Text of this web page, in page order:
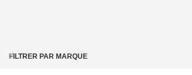
FILTRER PAR MARQUE